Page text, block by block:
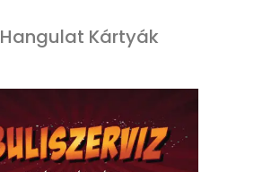
Hangulat Kártyák